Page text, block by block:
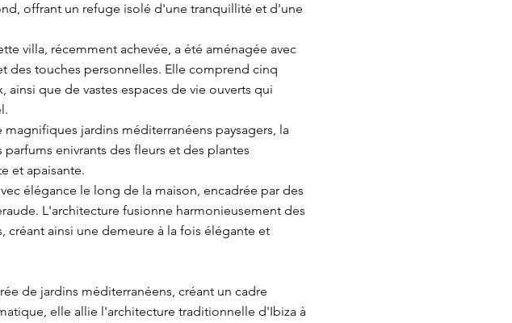
offrant un refuge isolé d'une tranquillité et d'une
villa, récemment achevée, a été aménagée avec
des touches personnelles. Elle comprend cinq
ainsi que de vastes espaces de vie ouverts qui
jardins méditerranéens paysagers, la
enivrants des fleurs et des plantes
et apaisante.
élégance le long de la maison, encadrée par des
L'architecture fusionne harmonieusement des
ainsi une demeure à la fois élégante et
de jardins méditerranéens, créant un cadre
elle allie l'architecture traditionnelle d'Ibiza à